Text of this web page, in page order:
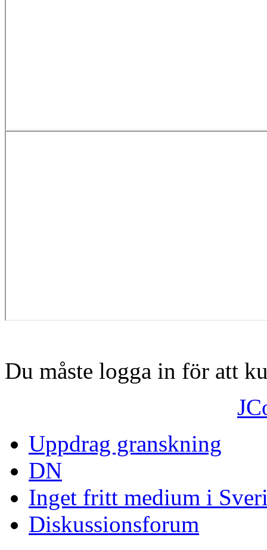
Du måste logga in för att
Uppdrag granskning
DN
Inget fritt medium i
Diskussionsforum